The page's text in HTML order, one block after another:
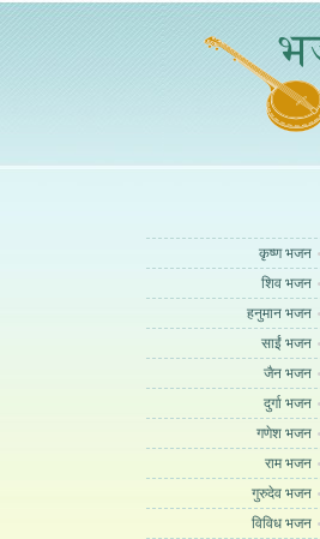
कृष्ण भजन
शिव भजन
हनुमान भजन
साईं भजन
जैन भजन
दुर्गा भजन
गणेश भजन
राम भजन
गुरुदेव भजन
विविध भजन